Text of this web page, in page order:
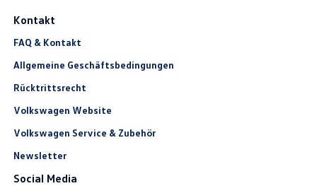
Kontakt
FAQ & Kontakt
Allgemeine Geschäftsbedingungen
Rücktrittsrecht
Volkswagen Website
Volkswagen Service & Zubehör
Newsletter
Social Media